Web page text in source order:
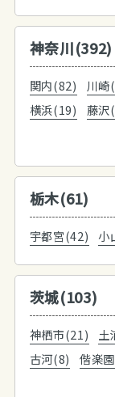
神奈川(392)
関内(82) 川崎
横浜(19)
藤沢
栃木(61)
宇都宮(42) 小
茨城(103)
神栖市(21) 土
古河(8)
偕楽